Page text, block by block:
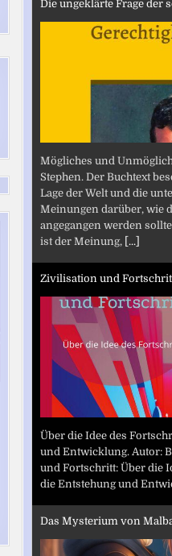
Die ungeklärte Frage der
Mögliches und
Stephen. Der Buchtext
Lage der Welt und die
Meinungen darüber, wie
angegangen werden
ist der Meinung, [...]
Zivilisation und
Über die Idee des
und Entwicklung. Autor:
und Fortschritt: Über die
die Entstehung und
Das Mysterium von